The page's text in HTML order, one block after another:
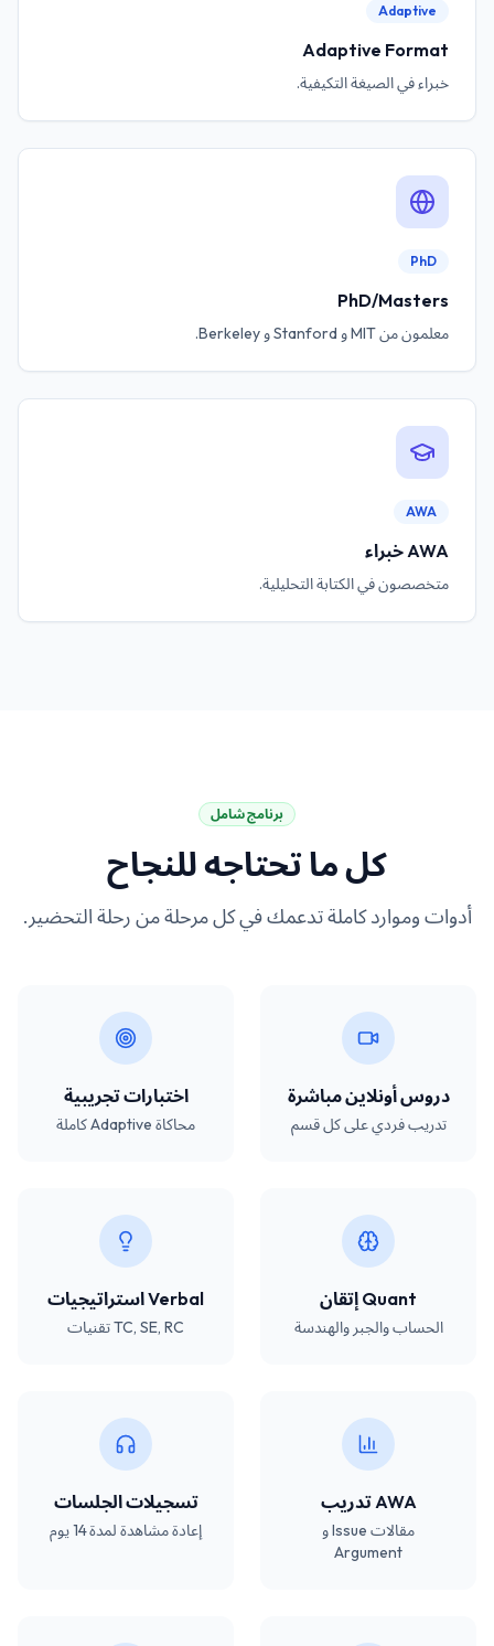
Adaptive
Adaptive Format
خبراء في الصيغة التكيفية.
PhD
PhD/Masters
معلمون من MIT و Stanford و Berkeley.
AWA
AWA خبراء
متخصصون في الكتابة التحليلية.
برنامج شامل
كل ما تحتاجه للنجاح
أدوات وموارد كاملة تدعمك في كل مرحلة من رحلة التحضير.
دروس أونلاين مباشرة
تدريب فردي على كل قسم
اختبارات تجريبية
محاكاة Adaptive كاملة
Quant إتقان
الحساب والجبر والهندسة
Verbal استراتيجيات
TC, SE, RC تقنيات
AWA تدريب
مقالات Issue و
Argument
تسجيلات الجلسات
إعادة مشاهدة لمدة 14 يوم